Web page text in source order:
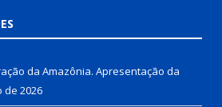
da Amazônia. Apresentação da
de 2026